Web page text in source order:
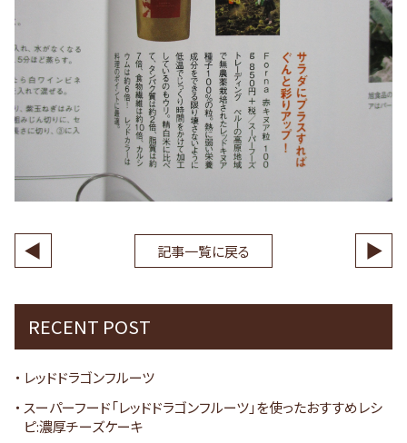
RECENT POST
レッドドラゴンフルーツ
スーパーフード「レッドドラゴンフルーツ」を使ったおすすめレシ
ピ:濃厚チーズケーキ
◀ 記事一覧に戻る ▶